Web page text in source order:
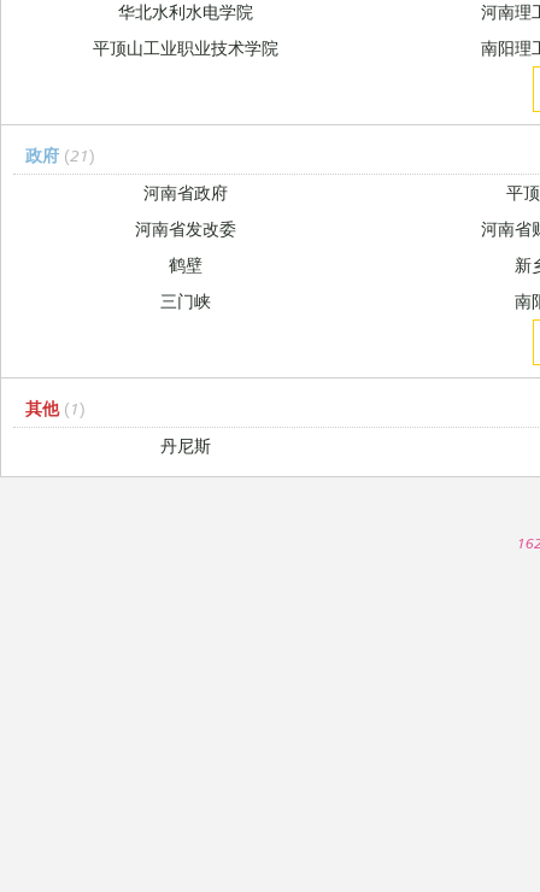
华北水利水电学院
河南理
平顶山工业职业技术学院
南阳理
政府 (21)
河南省政府
平
河南省发改委
河南省
鹤壁
新
三门峡
南
其他 (1)
丹尼斯